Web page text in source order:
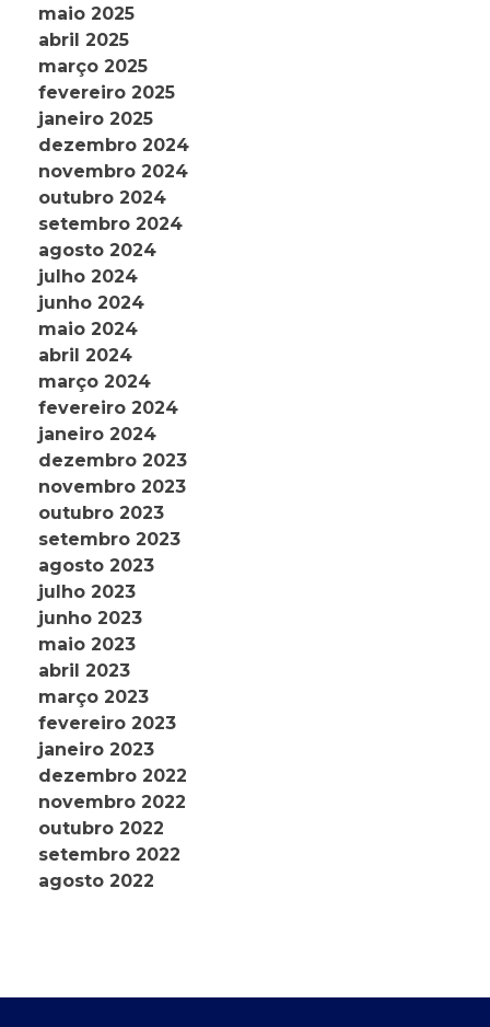
maio 2025
abril 2025
março 2025
fevereiro 2025
janeiro 2025
dezembro 2024
novembro 2024
outubro 2024
setembro 2024
agosto 2024
julho 2024
junho 2024
maio 2024
abril 2024
março 2024
fevereiro 2024
janeiro 2024
dezembro 2023
novembro 2023
outubro 2023
setembro 2023
agosto 2023
julho 2023
junho 2023
maio 2023
abril 2023
março 2023
fevereiro 2023
janeiro 2023
dezembro 2022
novembro 2022
outubro 2022
setembro 2022
agosto 2022